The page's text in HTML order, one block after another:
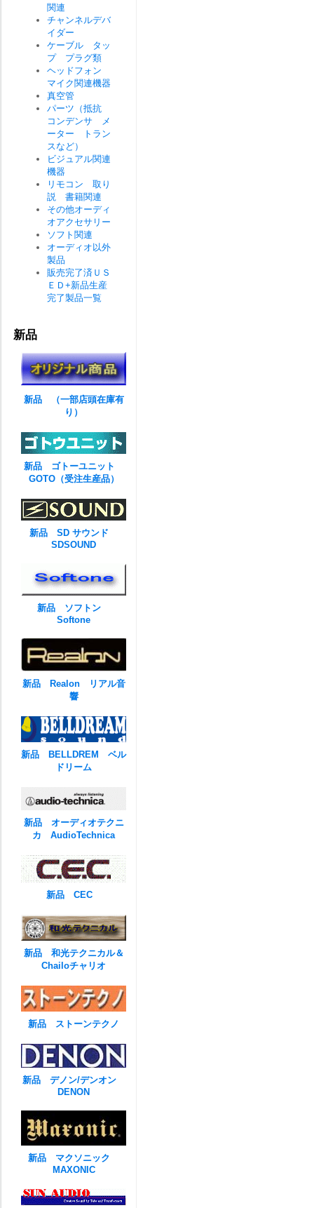
関連
チャンネルデバ
イダー
ケーブル タッ
プ プラグ類
ヘッドフォン
マイク関連機器
真空管
パーツ（抵抗
コンデンサ メ
ーター トラン
スなど）
ビジュアル関連
機器
リモコン 取り
説 書籍関連
その他オーディ
オアクセサリー
ソフト関連
オーディオ以外
製品
販売完了済ＵＳ
ＥＤ+新品生産
完了製品一覧
新品
新品 （一部店頭在庫有
り）
新品 ゴトーユニット
GOTO（受注生産品）
新品 SD サウンド
SDSOUND
新品 ソフトン
Softone
新品 Realon リアル音
響
新品 BELLDREM ベル
ドリーム
新品 オーディオテクニ
カ AudioTechnica
新品 CEC
新品 和光テクニカル＆
Chailoチャリオ
新品 ストーンテクノ
新品 デノン/デンオン
DENON
新品 マクソニック
MAXONIC